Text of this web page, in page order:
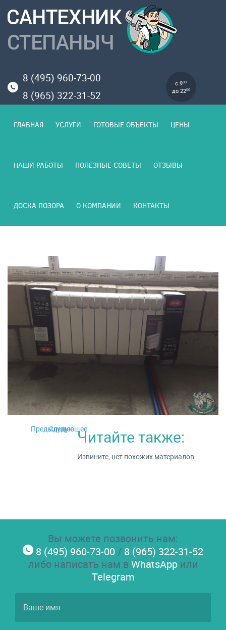
8 (495) 960-73-00
8 (965) 322-31-52
с 900
до 2200
ГЛАВНАЯ УСЛУГИ ГОТОВЫЕ ОБЪЕКТЫ ЦЕНЫ
НАШИ РАБОТЫ ПОЛЕЗНЫЕ СОВЕТЫ ОТЗЫВЫ
ДОСКА ПОЗОРА О КОМПАНИИ КОНТАКТЫ
Предыдущее
СледующееЧитайте также:
Извините, нет похожих материалов
Вы можете позвонить нам:
8 (495) 960-73-00 / 8 (965) 322-31-52
либо написать нам вWhatsAppили
Telegram